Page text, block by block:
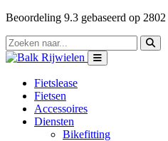
Beoordeling 9.3 gebaseerd op 2802
Fietslease
Fietsen
Accessoires
Diensten
Bikefitting